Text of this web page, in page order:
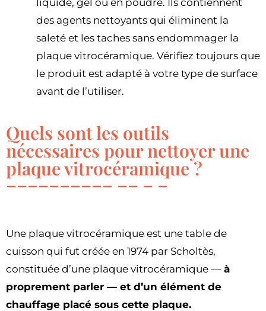
des agents nettoyants qui éliminent la
saleté et les taches sans endommager la
plaque vitrocéramique. Vérifiez toujours que
le produit est adapté à votre type de surface
avant de l’utiliser.
Quels sont les outils
nécessaires pour nettoyer une
plaque vitrocéramique ?
Une plaque vitrocéramique est une table de
cuisson qui fut créée en 1974 par Scholtès,
constituée d’une plaque vitrocéramique — à
proprement parler — et d’un élément de
chauffage placé sous cette plaque.